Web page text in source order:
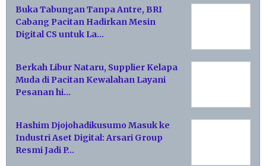
Buka Tabungan Tanpa Antre, BRI
Cabang Pacitan Hadirkan Mesin
Digital CS untuk La…
Berkah Libur Nataru, Supplier Kelapa
Muda di Pacitan Kewalahan Layani
Pesanan hi…
Hashim Djojohadikusumo Masuk ke
Industri Aset Digital: Arsari Group
Resmi Jadi P…